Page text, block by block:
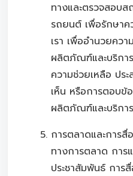
ทางและตรวจสอบส
รถยนต์ เพื่อรักษา
เรา เพื่ออำนวยควา
ผลิตภัณฑ์และบริกา
ความช่วยเหลือ ปร
เห็น หรือการตอบข้
ผลิตภัณฑ์และบริกา
การตลาดและการสื่
ทางการตลาด การ
ประชาสัมพันธ์ การ